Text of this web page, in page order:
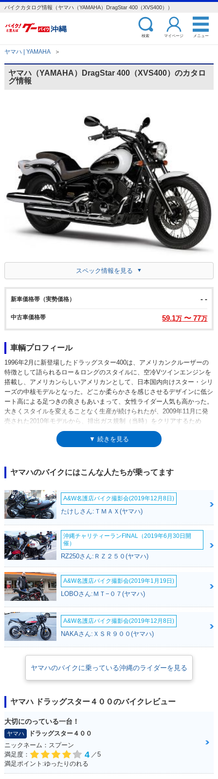
バイクカタログ情報（ヤマハ（YAMAHA）DragStar 400（XVS400））
検索 マイページ メニュー
ヤマハ | YAMAHA ＞
ヤマハ（YAMAHA）DragStar 400（XVS400）のカタロ
グ情報
スペック情報を見る
新車価格帯（実勢価格） - -
中古車価格帯 59.1万 〜 77万
車輌プロフィール
1996年2月に新登場したドラッグスター400は、アメリカンクルーザーの
特徴として語られるロー＆ロングのスタイルに、空冷Vツインエンジンを
搭載し、アメリカンらしいアメリカンとして、日本国内向けスター・シリ
ーズの中核モデルとなった。どこか柔らかさを感じさせるデザインに低シ
ート高による足つきの良さもあいまって、女性ライダー人気も高かった。
大きくスタイルを変えることなく生産が続けられたが、2009年11月に発
売された2010年モデルから、排出ガス規制（当時）をクリアするため
に、空冷エンジンのままフューエルインジェクションを装備して販売が続
けられたが、2017年（平成29年）9月からの規制には対応することなく、
ター400は、XVS400ドラッグスター（XVS400Cドラッグスタークラシッ
ク）と表記されることもあるため、バイクブロスでは併記した。また、別
に「DS4」（ディーエスフォー）という表記もあったが、これは広告やカ
タログに用いられた通称名だった。
▼ 続きを見る
ヤマハのバイクにはこんな人たちが乗ってます
A&W名護店バイク撮影会(2019年12月8日)
たけしさん:ＴＭＡＸ(ヤマハ)
沖縄チャリティーランFINAL（2019年6月30日開
催）
RZ250さん:ＲＺ２５０(ヤマハ)
A&W名護店バイク撮影会(2019年1月19日)
LOBOさん:ＭＴ−０７(ヤマハ)
A&W名護店バイク撮影会(2019年12月8日)
NAKAさん:ＸＳＲ９００(ヤマハ)
ヤマハのバイクに乗っている沖縄のライダーを見る
ヤマハ ドラッグスター４００のバイクレビュー
大切にのっている一台！
ヤマハ
ドラッグスター４００
ニックネーム：スプーン
満足度：
4 ／5
満足ポイント:ゆったりのれる